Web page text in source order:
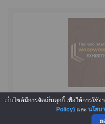
งาน Thailand
เว็บไซต์มีการจัดเก็บคุกกี้ เพื่อให้การใช้ง
Policy)และ นโยบ
ย